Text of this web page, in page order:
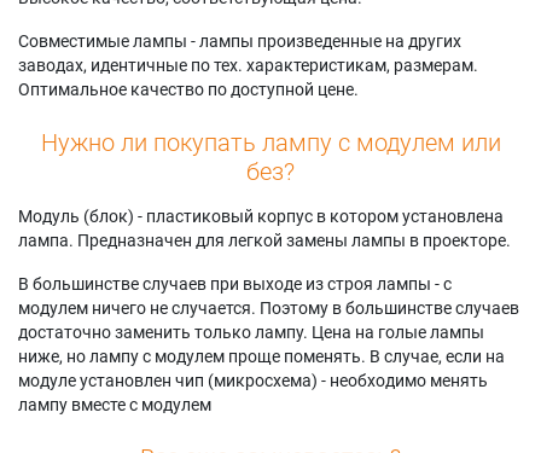
Совместимые лампы - лампы произведенные на других
заводах, идентичные по тех. характеристикам, размерам.
Оптимальное качество по доступной цене.
Нужно ли покупать лампу с модулем или
без?
Модуль (блок) - пластиковый корпус в котором установлена
лампа. Предназначен для легкой замены лампы в проекторе.
В большинстве случаев при выходе из строя лампы - с
модулем ничего не случается. Поэтому в большинстве случаев
достаточно заменить только лампу. Цена на голые лампы
ниже, но лампу с модулем проще поменять. В случае, если на
модуле установлен чип (микросхема) - необходимо менять
лампу вместе с модулем